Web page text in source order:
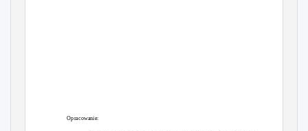
Opracowanie: